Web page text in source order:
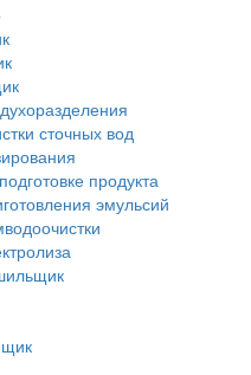
сточных вод
продукта
эмульсий